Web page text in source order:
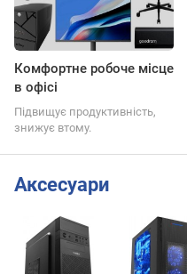
Комфортне робоче місце
в офісі
Підвищує продуктивність,
знижує втому.
Аксесуари